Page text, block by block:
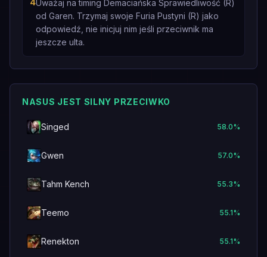
4Uważaj na timing Demaciańska Sprawiedliwość (R)
od Garen. Trzymaj swoje Furia Pustyni (R) jako
odpowiedź, nie inicjuj nim jeśli przeciwnik ma
jeszcze ulta.
NASUS JEST SILNY PRZECIWKO
Singed 58.0%
Gwen 57.0%
Tahm Kench 55.3%
Teemo 55.1%
Renekton 55.1%